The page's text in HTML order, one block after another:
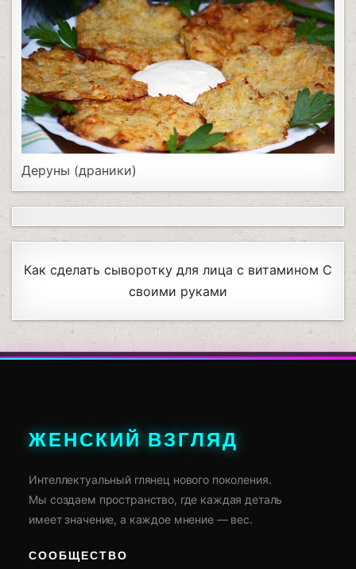
Деруны (драники)
Как сделать сыворотку для лица с витамином С
своими руками
ЖЕНСКИЙ ВЗГЛЯД
Интеллектуальный глянец нового поколения.
Мы создаем пространство, где каждая деталь
имеет значение, а каждое мнение — вес.
СООБЩЕСТВО